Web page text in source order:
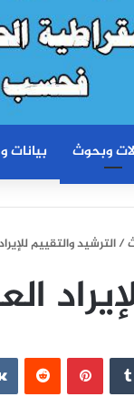
وبحوث بيانات
/الترشيد والتقييم
بينتيريست